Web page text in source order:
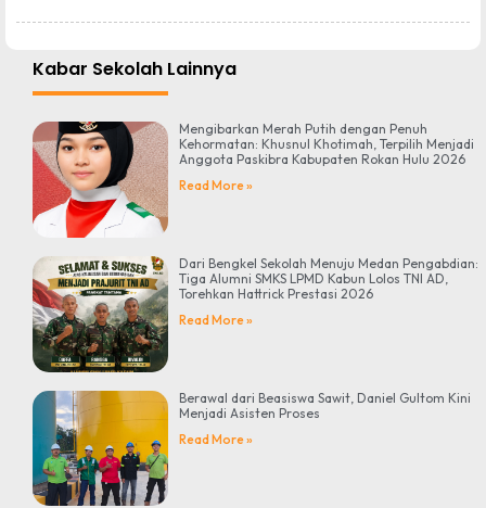
Kabar Sekolah Lainnya
Mengibarkan Merah Putih dengan Penuh
Kehormatan: Khusnul Khotimah, Terpilih Menjadi
Anggota Paskibra Kabupaten Rokan Hulu 2026
Read More »
Dari Bengkel Sekolah Menuju Medan Pengabdian:
Tiga Alumni SMKS LPMD Kabun Lolos TNI AD,
Torehkan Hattrick Prestasi 2026
Read More »
Berawal dari Beasiswa Sawit, Daniel Gultom Kini
Menjadi Asisten Proses
Read More »